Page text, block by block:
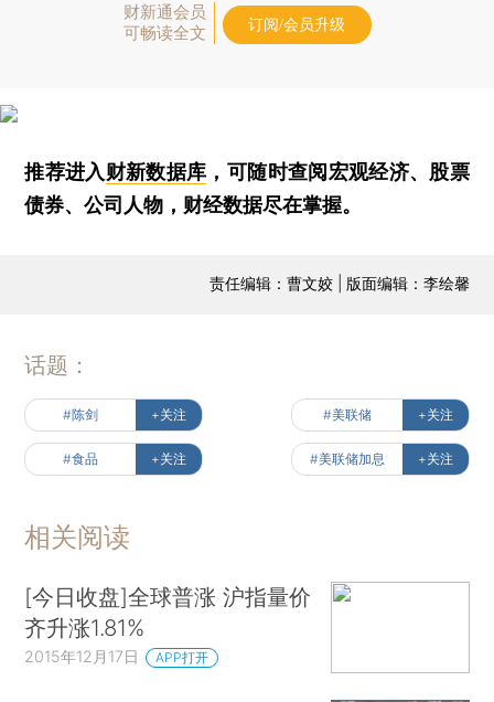
财新通会员
可畅读全文
订阅/会员升级
推荐进入财新数据库 ，可随时查阅宏观经济、股票
债券、公司人物，财经数据尽在掌握。
责任编辑：曹文姣 | 版面编辑：李绘馨
话题：
#陈剑 +关注 #美联储 +关注
#食品 +关注 #美联储加息 +关注
相关阅读
[今日收盘]全球普涨 沪指量价
齐升涨1.81%
2015年12月17日 APP打开